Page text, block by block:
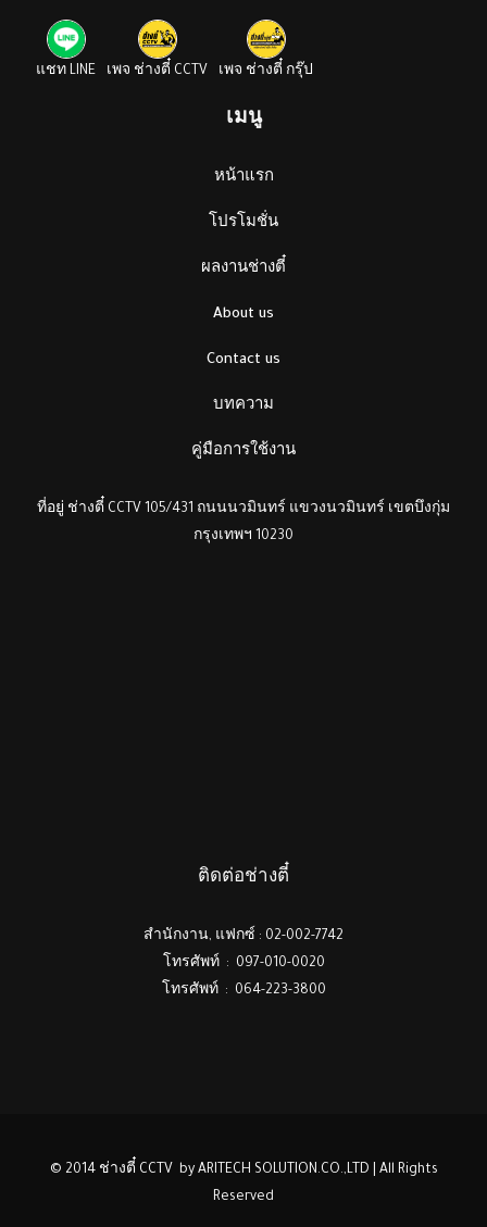
แชท LINE เพจ ช่างตี๋ CCTV เพจ ช่างตี๋ กรุ๊ป
เมนู
หน้าแรก
โปรโมชั่น
ผลงานช่างตี๋
About us
Contact us
บทความ
คู่มือการใช้งาน
ที่อยู่ ช่างตี๋ CCTV 105/431 ถนนนวมินทร์ แขวงนวมินทร์ เขตบึงกุ่ม
กรุงเทพฯ 10230
ติดต่อช่างตี๋
สำนักงาน, แฟกซ์ : 02-002-7742
โทรศัพท์ : 097-010-0020
โทรศัพท์ : 064-223-3800
© 2014 ช่างตี๋ CCTV by ARITECH SOLUTION.CO.,LTD | All Rights
Reserved